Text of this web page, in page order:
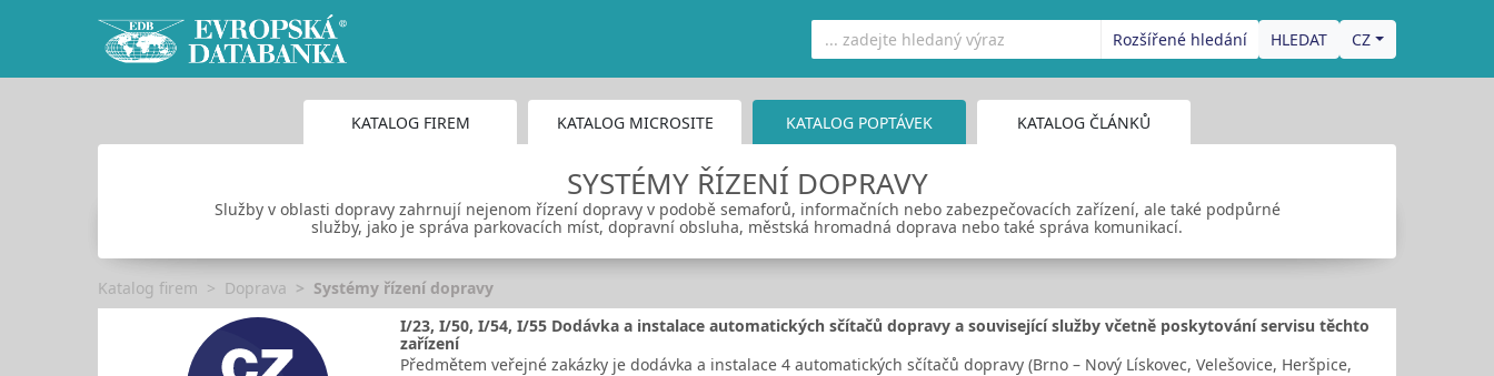
Rozšířené hledání CZ
KATALOG FIREM KATALOG MICROSITE KATALOG POPTÁVEK KATALOG ČLÁNKŮ
SYSTÉMY ŘÍZENÍ DOPRAVY
Služby v oblasti dopravy zahrnují nejenom řízení dopravy v podobě semaforů, informačních nebo zabezpečovacích zařízení, ale také podpůrné
služby, jako je správa parkovacích míst, dopravní obsluha, městská hromadná doprava nebo také správa komunikací.
Katalog firem Doprava
Systémy řízení dopravy
I/23, I/50, I/54, I/55 Dodávka a instalace automatických sčítačů dopravy a související služby včetně poskytování servisu těchto
zařízení
Předmětem veřejné zakázky je dodávka a instalace 4 automatických sčítačů dopravy (Brno – Nový Lískovec, Velešovice, Heršpice,